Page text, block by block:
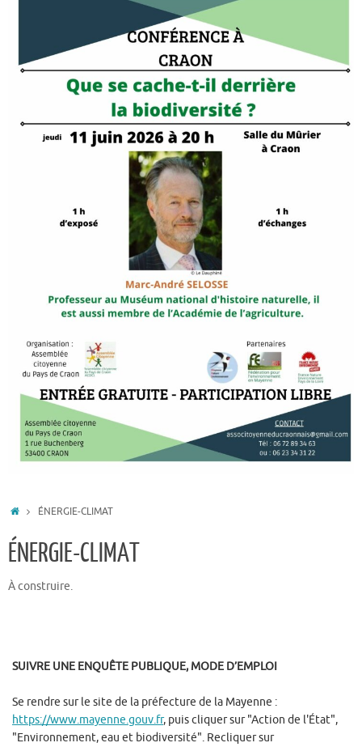
ACCUEIL
ÉNERGIE-CLIMAT
ÉNERGIE-CLIMAT
À construire.
SUIVRE UNE ENQUÊTE PUBLIQUE, MODE D’EMPLOI
Se rendre sur le site de la préfecture de la Mayenne :
https://www.mayenne.gouv.fr, puis cliquer sur "Action de l'État",
"Environnement, eau et biodiversité". Recliquer sur